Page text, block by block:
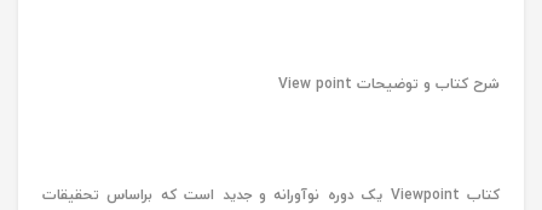
شرح کتاب و توضیحات View point
کتاب Viewpoint یک دوره نوآورانه و جدید است که براساس تحقیقات